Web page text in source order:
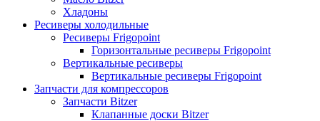
Хладоны
Ресиверы холодильные
Ресиверы Frigopoint
Горизонтальные ресиверы Frigopoint
Вертикальные ресиверы
Вертикальные ресиверы Frigopoint
Запчасти для компрессоров
Запчасти Bitzer
Клапанные доски Bitzer